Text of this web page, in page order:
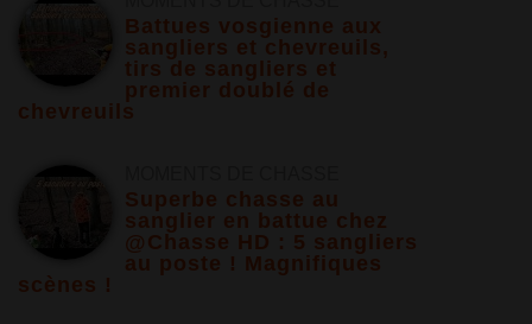
Battues vosgienne aux
sangliers et chevreuils,
tirs de sangliers et
premier doublé de
chevreuils
Superbe chasse au
sanglier en battue chez
@Chasse HD : 5 sangliers
au poste ! Magnifiques
scènes !